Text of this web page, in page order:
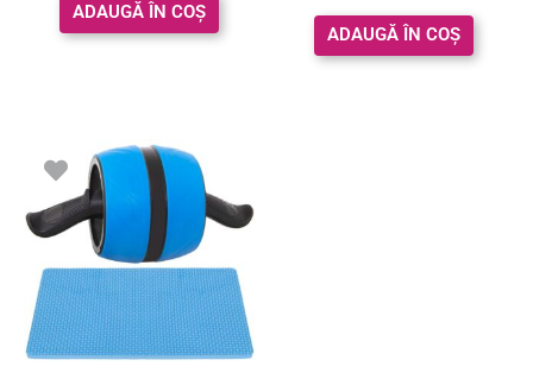
ADAUGĂ ÎN COȘ
ADAUGĂ ÎN COȘ
Prețul
inițial
a
fost:
68.00 lei.
Prețul
curent
este:
42.00 lei.